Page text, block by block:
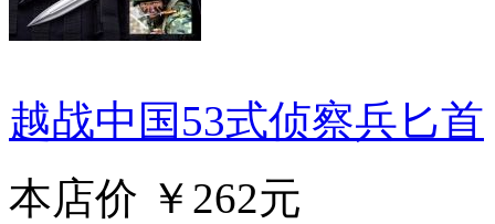
越战中国53式侦察兵匕首
本店价 ￥262元